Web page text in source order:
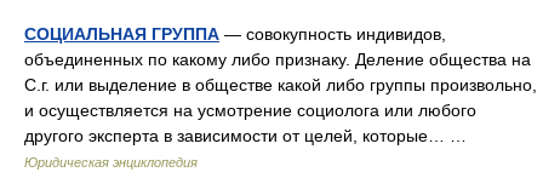
СОЦИАЛЬНАЯ ГРУППА — совокупность индивидов,
объединенных по какому либо признаку. Деление общества на
С.г. или выделение в обществе какой либо группы произвольно,
и осуществляется на усмотрение социолога или любого
другого эксперта в зависимости от целей, которые… …
Юридическая энциклопедия